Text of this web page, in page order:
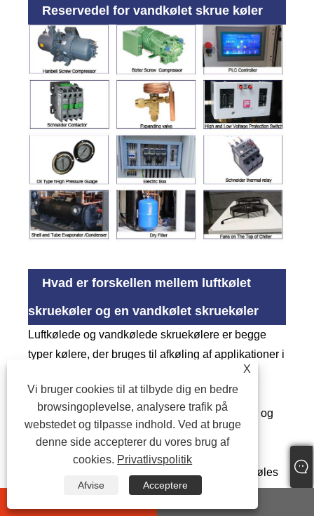
Reservedel for vandkølet skrue køler
Hvad er forskellen mellem luftkølet
skruekøler og en vandkølet skruekøler
Luftkølede og vandkølede skruekølere er begge
typer kølere, der bruges til afkøling af applikationer i
Den største forskel mellem luftkølet skruekøler og
vandkølet skrue køler er kondensator:
afkøles
af den omgivende luft, som den varme, der
genereres under afkølingsprocessen, spredes i den
X
Vi bruger cookies til at tilbyde dig en bedre
browsingoplevelse, analysere trafik på
webstedet og tilpasse indhold. Ved at bruge
denne side accepterer du vores brug af
cookies. Privatlivspolitik
Afvise Acceptere